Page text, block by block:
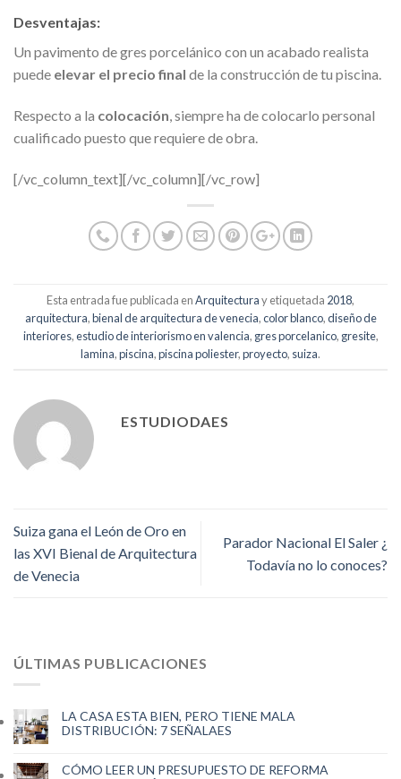
Desventajas:
Un pavimento de gres porcelánico con un acabado realista
puede elevar el precio final de la construcción de tu piscina.
Respecto a la colocación, siempre ha de colocarlo personal
cualificado puesto que requiere de obra.
[/vc_column_text][/vc_column][/vc_row]
Esta entrada fue publicada enArquitecturay etiquetada 2018,
arquitectura,bienal de arquitectura de venecia,color blanco,diseño de
interiores,estudio de interiorismo en valencia, gres porcelanico, gresite,
lamina,piscina,piscina poliester,proyecto, suiza.
ESTUDIODAES
Suiza gana el León de Oro en
las XVI Bienal de Arquitectura
de Venecia
Parador Nacional El Saler ¿
Todavía no lo conoces?
ÚLTIMAS PUBLICACIONES
LA CASA ESTA BIEN, PERO TIENE MALA
DISTRIBUCIÓN: 7 SEÑALAES
CÓMO LEER UN PRESUPUESTO DE REFORMA